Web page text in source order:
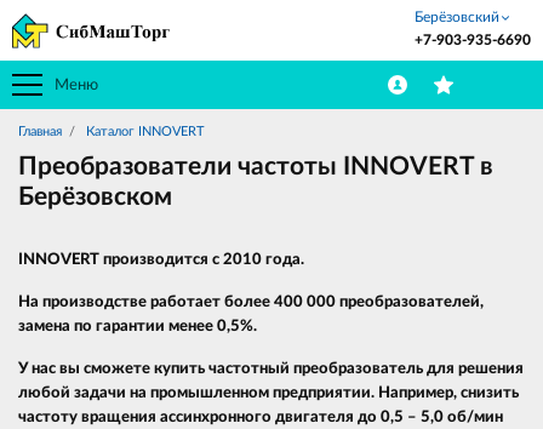
Меню
Берёзовский
+7-903-935-6690
Главная Каталог INNOVERT
Преобразователи частоты INNOVERT в
Берёзовском
INNOVERT производится с 2010 года.
На производстве работает более 400 000 преобразователей,
замена по гарантии менее 0,5%.
У нас вы сможете купить частотный преобразователь для решения
любой задачи на промышленном предприятии. Например, снизить
частоту вращения ассинхронного двигателя до 0,5 – 5,0 об/мин